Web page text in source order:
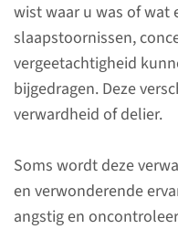
wist waar u was of wat
slaapstoornissen,
vergeetachtigheid
bijgedragen. Deze
verwardheid of delier.
Soms wordt deze
en verwonderende
angstig en
Post
video van